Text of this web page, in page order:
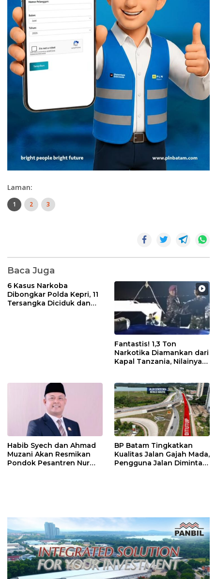
Laman:
1 2 3
Baca Juga
6 Kasus Narkoba
Dibongkar Polda Kepri, 11
Tersangka Diciduk dan
Fantastis! 1,3 Ton
Narkotika Diamankan dari
Kapal Tanzania, Nilainya
Habib Syech dan Ahmad
Muzani Akan Resmikan
Pondok Pesantren Nur
BP Batam Tingkatkan
Kualitas Jalan Gajah Mada,
Pengguna Jalan Diminta